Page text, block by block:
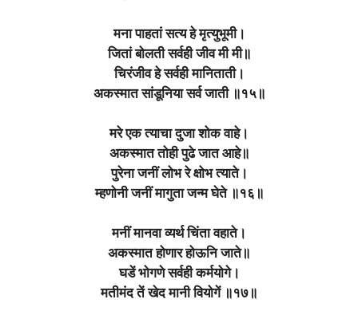
मना पाहतां सत्य हे मृत्युभूमी।
जितां बोलती सर्वही जीव मी मी॥
चिरंजीव हे सर्वही मानिताती।
अकस्मात सांडूनिया सर्व जाती ॥१५॥
मरे एक त्याचा दुजा शोक वाहे।
अकस्मात तोही पुढे जात आहे॥
पुरेना जनीं लोभ रे क्षोभ त्याते।
म्हणोनी जनीं मागुता जन्म घेते ॥१६॥
मनीं मानवा व्यर्थ चिंता वहाते।
अकस्मात होणार होऊनि जाते॥
घडें भोगणे सर्वही कर्मयोगे।
मतीमंद तें खेद मानी वियोगें ॥१७॥